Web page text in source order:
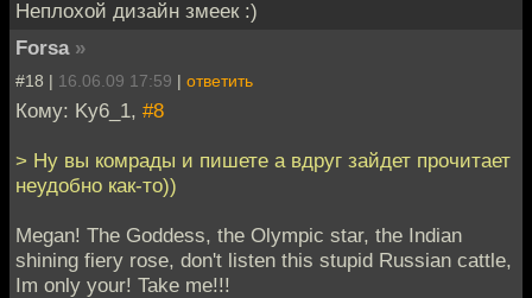
Неплохой дизайн змеек :)
Forsa »
#18 | 16.06.09 17:59 | ответить
Кому: Ky6_1, #8
> Ну вы комрады и пишете а вдруг зайдет прочитает
неудобно как-то))
Megan! The Goddess, the Olympic star, the Indian
shining fiery rose, don't listen this stupid Russian cattle,
Im only your! Take me!!!